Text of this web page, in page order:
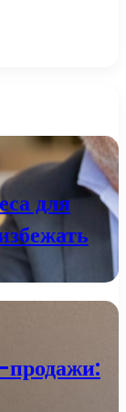
для
продажи: